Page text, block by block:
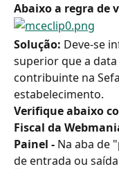
Abaixo a regra de
Solução: Deve-se
superior que a
contribuinte na
estabelecimento.
Verifique abaixo
Fiscal da
Painel - Na aba de
de entrada ou